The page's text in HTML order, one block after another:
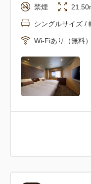
禁煙
シングルサイズ /
Wi-Fiあり（無料）